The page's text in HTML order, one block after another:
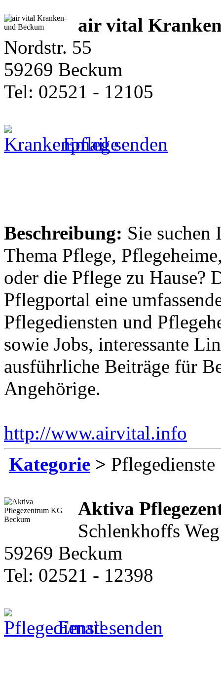
air vital
Nordstr. 55
59269 Beckum
Tel: 02521 - 12105
Email senden
Beschreibung: Sie suchen
Thema Pflege,
oder die Pflege zu Hause?
Pflegportal eine
Pflegediensten und
sowie Jobs, interessante
ausführliche Beiträge für
Angehörige.
http://www.airvital.info
Kategorie > Pflegedienste
Aktiva
Schlenkhoffs
59269 Beckum
Tel: 02521 - 12398
Email senden